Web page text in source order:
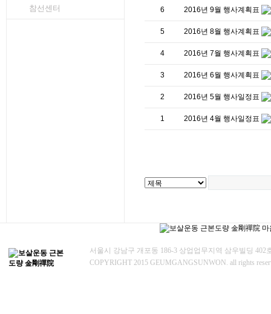
참선센터 6 2016년 9월 행사계획표
5 2016년 8월 행사계획표
4 2016년 7월 행사계획표
3 2016년 6월 행사계획표
2 2016년 5월 행사일정표
1 2016년 4월 행사일정표
서울시 강남구 개포동 186-3 상업업무지역 삼우빌딩 402
COPYRIGHT 2015 GEUMGANGSUNWON. all rights